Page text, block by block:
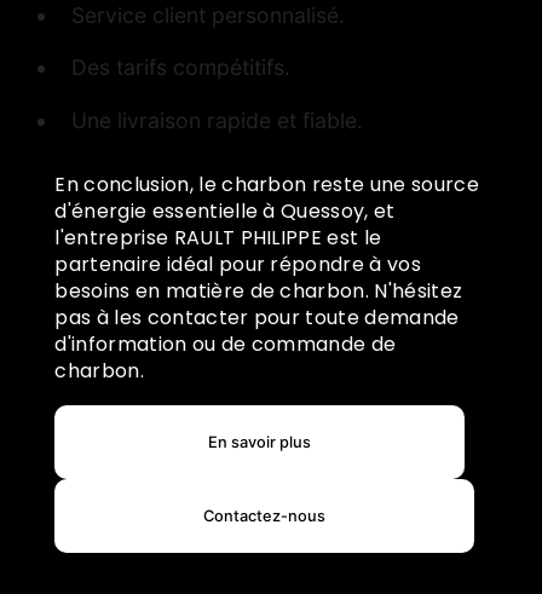
Service client personnalisé.
Des tarifs compétitifs.
Une livraison rapide et fiable.
En conclusion, le charbon reste une source
d'énergie essentielle à Quessoy, et
l'entreprise RAULT PHILIPPE est le
partenaire idéal pour répondre à vos
besoins en matière de charbon. N'hésitez
pas à les contacter pour toute demande
d'information ou de commande de
charbon.
En savoir plus
Contactez-nous